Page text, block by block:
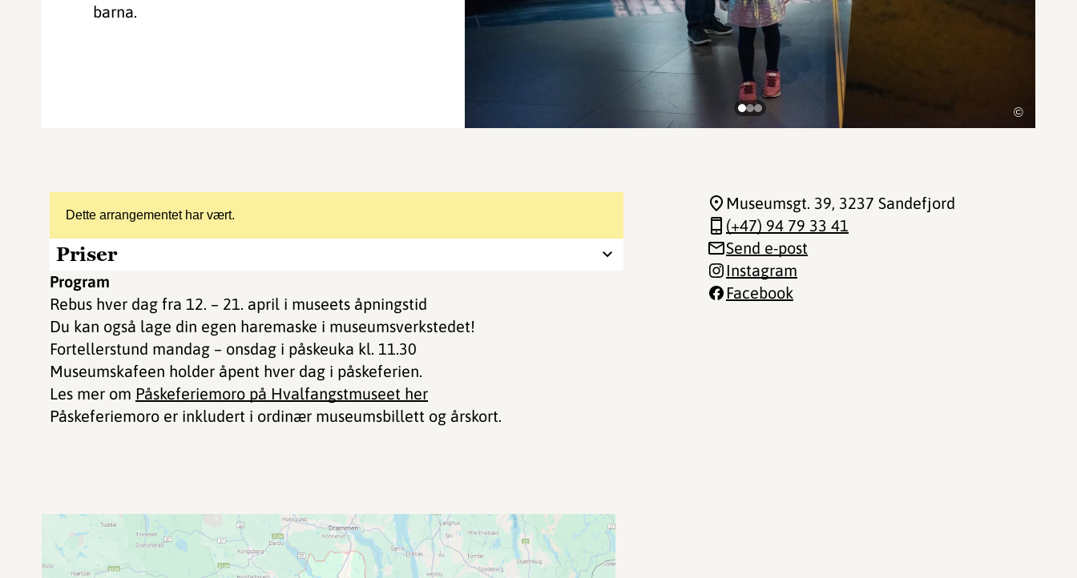
barna.
©
Dette arrangementet har vært.
Priser
Program
Rebus hver dag fra 12. – 21. april i museets åpningstid
Du kan også lage din egen haremaske i museumsverkstedet!
Fortellerstund mandag – onsdag i påskeuka kl. 11.30
Museumskafeen holder åpent hver dag i påskeferien.
Les mer om Påskeferiemoro på Hvalfangstmuseet her
Påskeferiemoro er inkludert i ordinær museumsbillett og årskort.
Museumsgt. 39, 3237 Sandefjord
(+47) 94 79 33 41
Send e-post
Instagram
Facebook